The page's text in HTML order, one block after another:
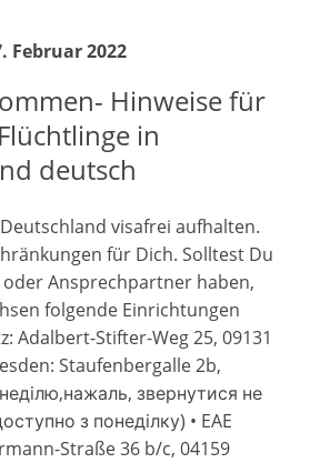
Februar 2022
Hinweise für
in
deutsch
visafrei aufhalten.
für Dich. Solltest Du
Ansprechpartner haben,
folgende Einrichtungen
Adalbert-Stifter-Weg 25, 09131
Staufenbergalle 2b,
звернутися не
з понеділку) • EAE
Straße 36 b/c, 04159